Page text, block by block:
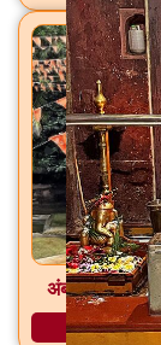
अंबऋषी गुहा